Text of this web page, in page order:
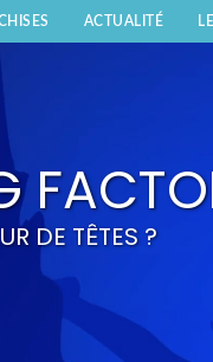
ACTUALITÉ
DE TÊTES ?